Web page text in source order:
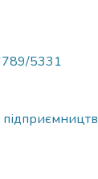
5331